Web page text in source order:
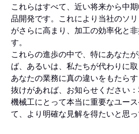
これらはすべて、近い将来から中
品開発です。これにより当社のソ
がさらに高まり、加工の効率化と
す。
これらの進歩の中で、特にあなた
ば、あるいは、私たちが代わりに取
あなたの業務に真の違いをもたら
抜けがあれば、お知らせください
機械工にとって本当に重要なユー
て、より明確な見解を得たいと思っ